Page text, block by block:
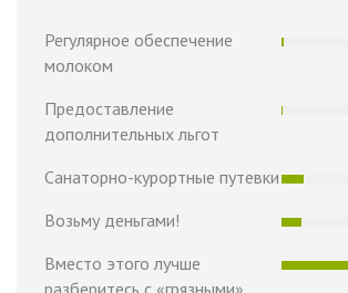
Регулярное обеспечение
молоком
Предоставление
дополнительных льгот
Санаторно-курортные путевки
Возьму деньгами!
Вместо этого лучше
разберитесь с «грязными»